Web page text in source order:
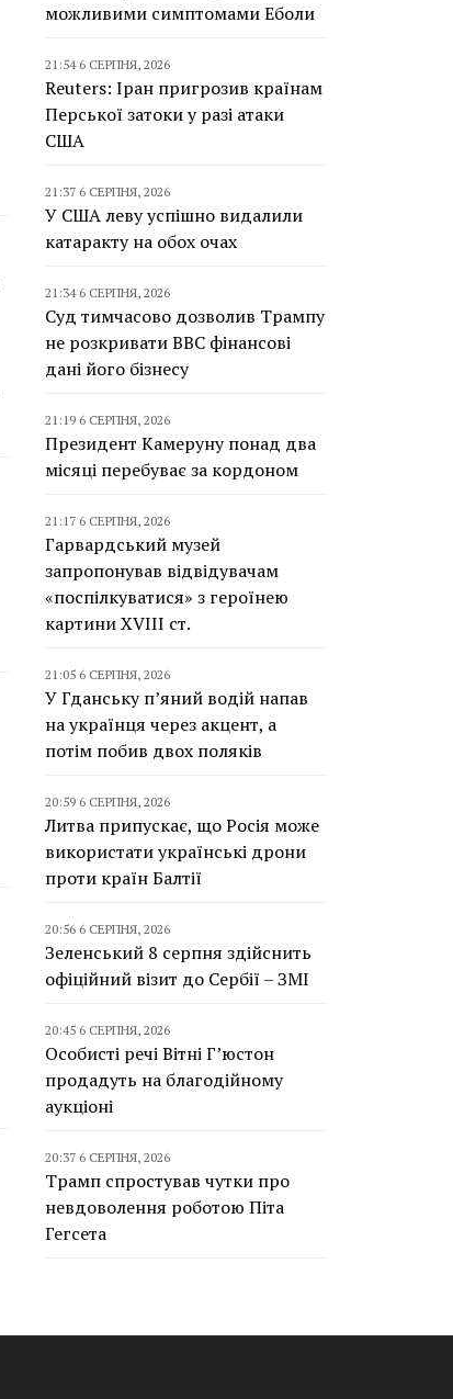
можливими симптомами Еболи
21:54 6 СЕРПНЯ, 2026
Reuters: Іран пригрозив країнам
Перської затоки у разі атаки
США
21:37 6 СЕРПНЯ, 2026
У США леву успішно видалили
катаракту на обох очах
21:34 6 СЕРПНЯ, 2026
Суд тимчасово дозволив Трампу
не розкривати BBC фінансові
дані його бізнесу
21:19 6 СЕРПНЯ, 2026
Президент Камеруну понад два
місяці перебуває за кордоном
21:17 6 СЕРПНЯ, 2026
Гарвардський музей
запропонував відвідувачам
«поспілкуватися» з героїнею
картини XVIII ст.
21:05 6 СЕРПНЯ, 2026
У Гданську п’яний водій напав
на українця через акцент, а
потім побив двох поляків
20:59 6 СЕРПНЯ, 2026
Литва припускає, що Росія може
використати українські дрони
проти країн Балтії
20:56 6 СЕРПНЯ, 2026
Зеленський 8 серпня здійснить
офіційний візит до Сербії – ЗМІ
20:45 6 СЕРПНЯ, 2026
Особисті речі Вітні Г’юстон
продадуть на благодійному
аукціоні
20:37 6 СЕРПНЯ, 2026
Трамп спростував чутки про
невдоволення роботою Піта
Гегсета